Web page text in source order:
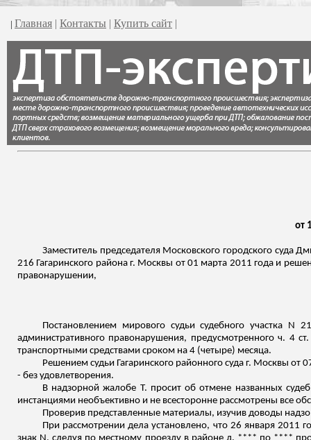
| Главная | Контакты | Купить сайт |
от
Заместитель председателя Московского городского суда
216 Гагаринского района г. Москвы от 01 марта 2011 года и
правонарушении,
Постановлением мирового судьи судебного участка
административного правонарушения, предусмотренного ч. 4
транспортными средствами сроком на 4 (четыре) месяца.
Решением судьи Гагаринского районного суда г. Москвы
- без удовлетворения.
В надзорной жалобе Т. просит об отмене названных
инстанциями необъективно и не всесторонне рассмотрены все
Проверив представленные материалы, изучив доводы
При рассмотрении дела установлено, что 26 января 2011